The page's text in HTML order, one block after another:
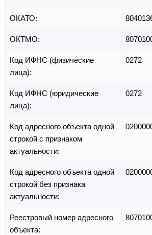
ОКАТО:
ОКТМО:
Код ИФНС (физические
лица):
0272
Код ИФНС (юридические
лица):
0272
Код адресного объекта одной
строкой с признаком
актуальности:
Код адресного объекта одной
строкой без признака
актуальности:
Реестровый номер адресного
объекта: